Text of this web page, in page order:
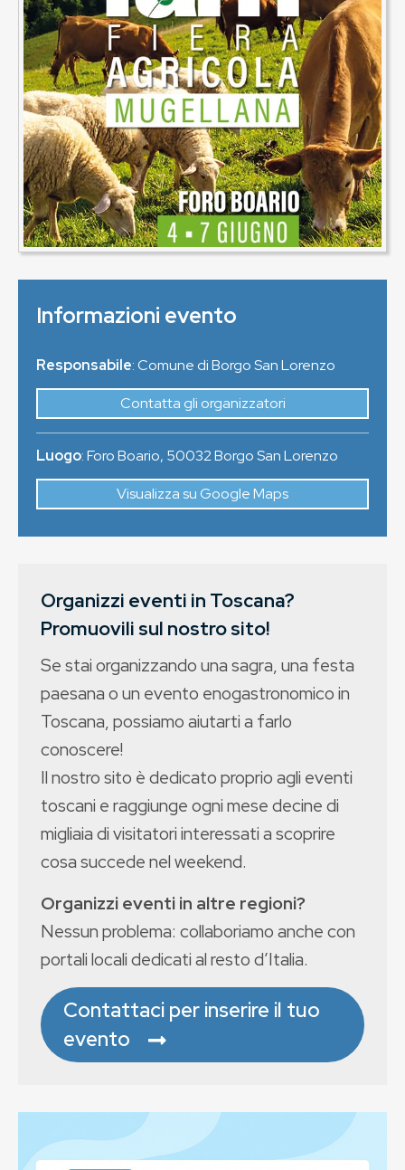
Informazioni evento
Responsabile: Comune di Borgo San Lorenzo
Contatta gli organizzatori
Luogo:Foro Boario, 50032Borgo San Lorenzo
Visualizza su Google Maps
Organizzi eventi in Toscana?
Promuovili sul nostro sito!
Se stai organizzando una sagra, una festa
paesana o un evento enogastronomico in
Toscana, possiamo aiutarti a farlo
conoscere!
Il nostro sito è dedicato proprio agli eventi
toscani e raggiunge ogni mese decine di
migliaia di visitatori interessati a scoprire
cosa succede nel weekend.
Organizzi eventi in altre regioni?
Nessun problema: collaboriamo anche con
portali locali dedicati al resto d’Italia.
Contattaci per inserire il tuo
evento